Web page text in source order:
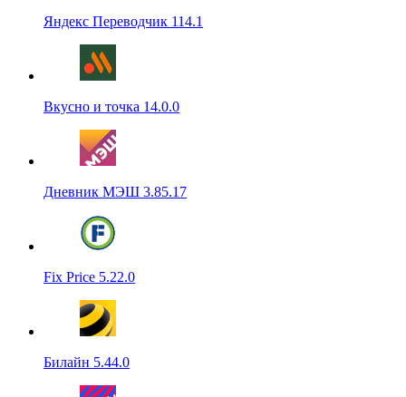
Яндекс Переводчик 114.1
Вкусно и точка 14.0.0
Дневник МЭШ 3.85.17
Fix Price 5.22.0
Билайн 5.44.0